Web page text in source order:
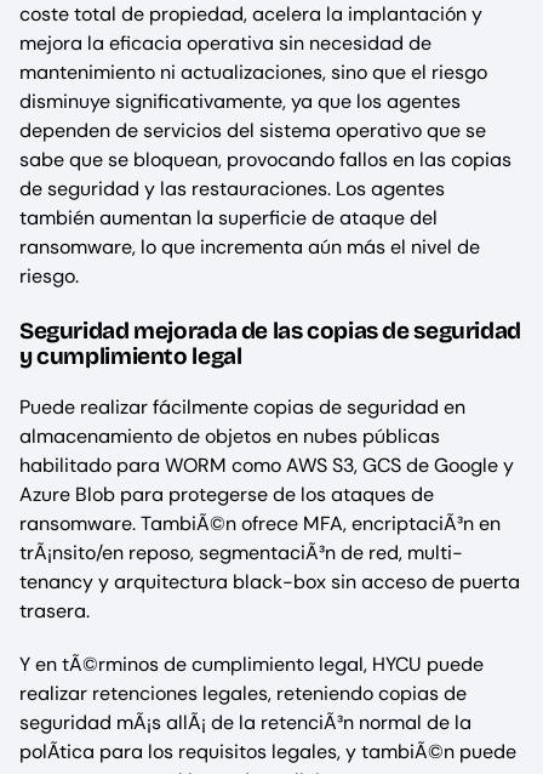
coste total de propiedad, acelera la implantación y
mejora la eficacia operativa sin necesidad de
mantenimiento ni actualizaciones, sino que el riesgo
disminuye significativamente, ya que los agentes
dependen de servicios del sistema operativo que se
sabe que se bloquean, provocando fallos en las copias
de seguridad y las restauraciones. Los agentes
también aumentan la superficie de ataque del
ransomware, lo que incrementa aún más el nivel de
riesgo.
Seguridad mejorada de las copias de seguridad
y cumplimiento legal
Puede realizar fácilmente copias de seguridad en
almacenamiento de objetos en nubes públicas
habilitado para WORM como AWS S3, GCS de Google y
Azure Blob para protegerse de los ataques de
ransomware. TambiÃ©n ofrece MFA, encriptaciÃ³n en
trÃ¡nsito/en reposo, segmentaciÃ³n de red, multi-
tenancy y arquitectura black-box sin acceso de puerta
trasera.
Y en tÃ©rminos de cumplimiento legal, HYCU puede
realizar retenciones legales, reteniendo copias de
seguridad mÃ¡s allÃ¡ de la retenciÃ³n normal de la
polÃtica para los requisitos legales, y tambiÃ©n puede